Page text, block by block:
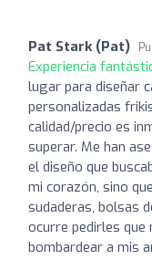
Pat Stark (Pat)
Experiencia
lugar para diseñar
personalizadas
calidad/precio es
superar. Me han
el diseño que
mi corazón, sino
sudaderas, bolsas
ocurre pedirles que
bombardear a mis